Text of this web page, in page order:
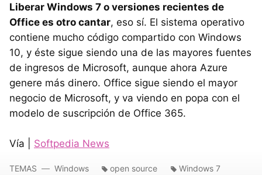
Liberar Windows 7 o versiones recientes de
Office es otro cantar, eso sí. El sistema operativo
contiene mucho código compartido con Windows
10, y éste sigue siendo una de las mayores fuentes
de ingresos de Microsoft, aunque ahora Azure
genere más dinero. Office sigue siendo el mayor
negocio de Microsoft, y va viendo en popa con el
modelo de suscripción de Office 365.
Vía | Softpedia News
TEMAS Windows open source Windows 7